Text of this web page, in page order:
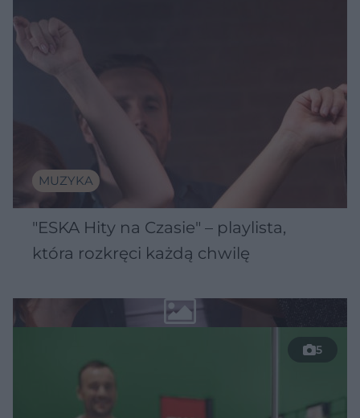
MUZYKA
"ESKA Hity na Czasie" – playlista,
która rozkręci każdą chwilę
5